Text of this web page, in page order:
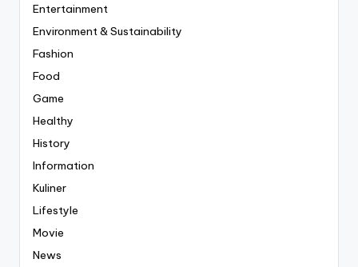
Entertainment
Environment & Sustainability
Fashion
Food
Game
Healthy
History
Information
Kuliner
Lifestyle
Movie
News